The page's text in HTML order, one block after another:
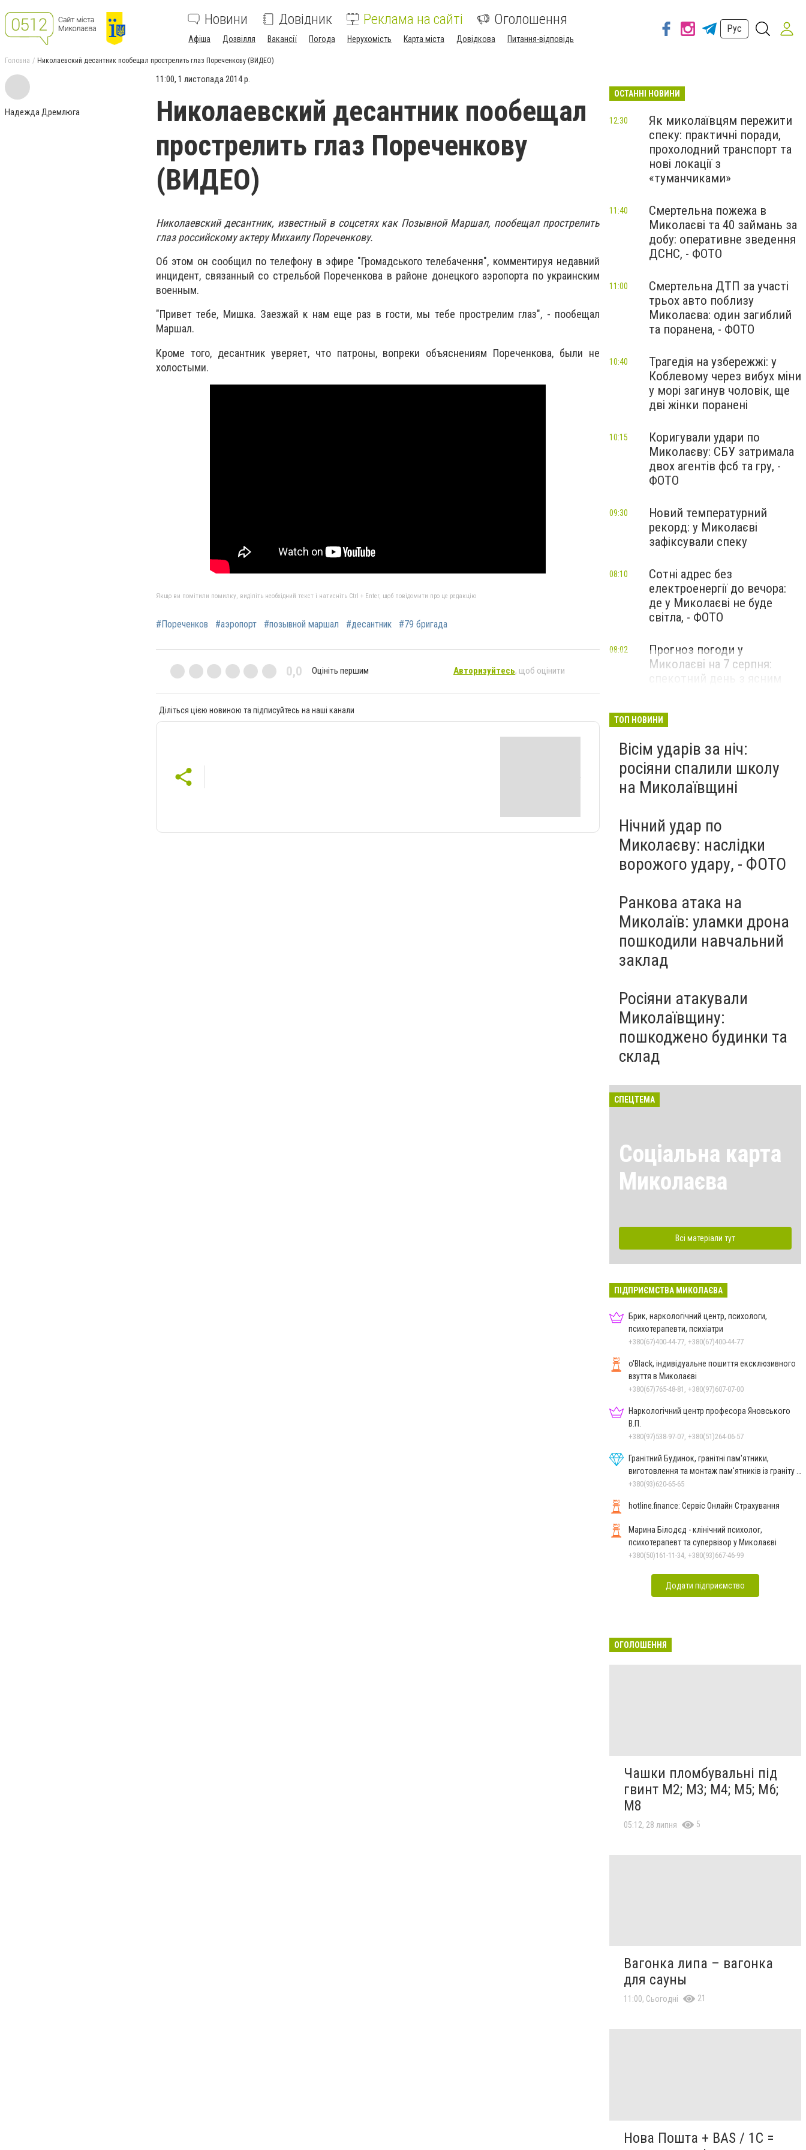
Новини Довідник Реклама на сайті Оголошення
Афіша Дозвілля Вакансії Погода Нерухомість Карта міста Довідкова Питання-відповідь
Рус
Головна Николаевский десантник пообещал прострелить глаз Пореченкову (ВИДЕО)
Надежда Дремлюга
11:00, 1 листопада 2014 р.
Николаевский десантник пообещал
прострелить глаз Пореченкову
(ВИДЕО)
Николаевский десантник, известный в соцсетях как Позывной Маршал, пообещал прострелить
глаз российскому актеру Михаилу Пореченкову.
Об этом он сообщил по телефону в эфире "Громадського телебачення", комментируя недавний
инцидент, связанный со стрельбой Пореченкова в районе донецкого аэропорта по украинским
военным.
"Привет тебе, Мишка. Заезжай к нам еще раз в гости, мы тебе прострелим глаз", - пообещал
Маршал.
Кроме того, десантник уверяет, что патроны, вопреки объяснениям Пореченкова, были не
холостыми.
Якщо ви помітили помилку, виділіть необхідний текст і натисніть Ctrl + Enter, щоб повідомити про це редакцію
#Пореченков #аэропорт #позывной маршал #десантник #79 бригада
0,0 Оцініть першим Авторизуйтесь, щоб оцінити
Діліться цією новиною та підписуйтесь на наші канали
ОСТАННІ НОВИНИ
Як миколаївцям пережити
спеку: практичні поради,
прохолодний транспорт та
нові локації з
«туманчиками»
12:30
Смертельна пожежа в
Миколаєві та 40 займань за
добу: оперативне зведення
ДСНС, - ФОТО
11:40
Смертельна ДТП за участі
трьох авто поблизу
Миколаєва: один загиблий
та поранена, - ФОТО
11:00
Трагедія на узбережжі: у
Коблевому через вибух міни
у морі загинув чоловік, ще
дві жінки поранені
10:40
Коригували удари по
Миколаєву: СБУ затримала
двох агентів фсб та гру, -
ФОТО
10:15
Новий температурний
рекорд: у Миколаєві
зафіксували спеку
09:30
Сотні адрес без
електроенергії до вечора:
де у Миколаєві не буде
світла, - ФОТО
08:10
Прогноз погоди у
Миколаєві на 7 серпня:
спекотний день з ясним
08:02
ТОП НОВИНИ
Вісім ударів за ніч:
росіяни спалили школу
на Миколаївщині
Нічний удар по
Миколаєву: наслідки
ворожого удару, - ФОТО
Ранкова атака на
Миколаїв: уламки дрона
пошкодили навчальний
заклад
Росіяни атакували
Миколаївщину:
пошкоджено будинки та
склад
СПЕЦТЕМА
Соціальна карта
Миколаєва
Всі матеріали тут
ПІДПРИЄМСТВА МИКОЛАЄВА
Брик, наркологічний центр, психологи,
психотерапевти, психіатри
+380(67)400-44-77, +380(67)400-44-77
o'Black, індивідуальне пошиття ексклюзивного
взуття в Миколаєві
+380(67)765-48-81, +380(97)607-07-00
Наркологічний центр професора Яновського
В.П.
+380(97)538-97-07, +380(51)264-06-57
Гранітний Будинок, гранітні пам'ятники,
виготовлення та монтаж пам'ятників із граніту в
Миколаєві
+380(93)620-65-65
hotline.finance: Сервіс Онлайн Страхування
Марина Білодєд - клінічний психолог,
психотерапевт та супервізор у Миколаєві
+380(50)161-11-34, +380(93)667-46-99
Додати підприємство
ОГОЛОШЕННЯ
Чашки пломбувальні під
гвинт М2; М3; М4; М5; М6;
М8
05:12, 28 липня 5
Вагонка липа – вагонка
для сауны
11:00, Сьогодні 21
Нова Пошта + BAS / 1C =